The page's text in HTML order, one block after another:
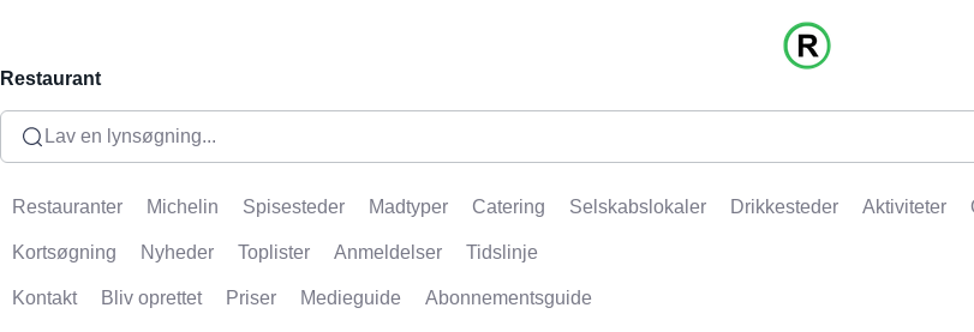
Restaurant
Lav en lynsøgning...
Restauranter Michelin Spisesteder Madtyper Catering Selskabslokaler Drikkesteder Aktiviteter
Kortsøgning Nyheder Toplister Anmeldelser Tidslinje
Kontakt Bliv oprettet Priser Medieguide Abonnementsguide